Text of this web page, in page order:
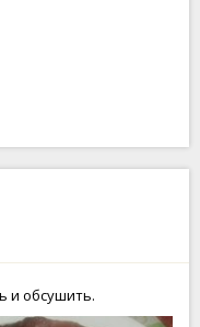
и обсушить.